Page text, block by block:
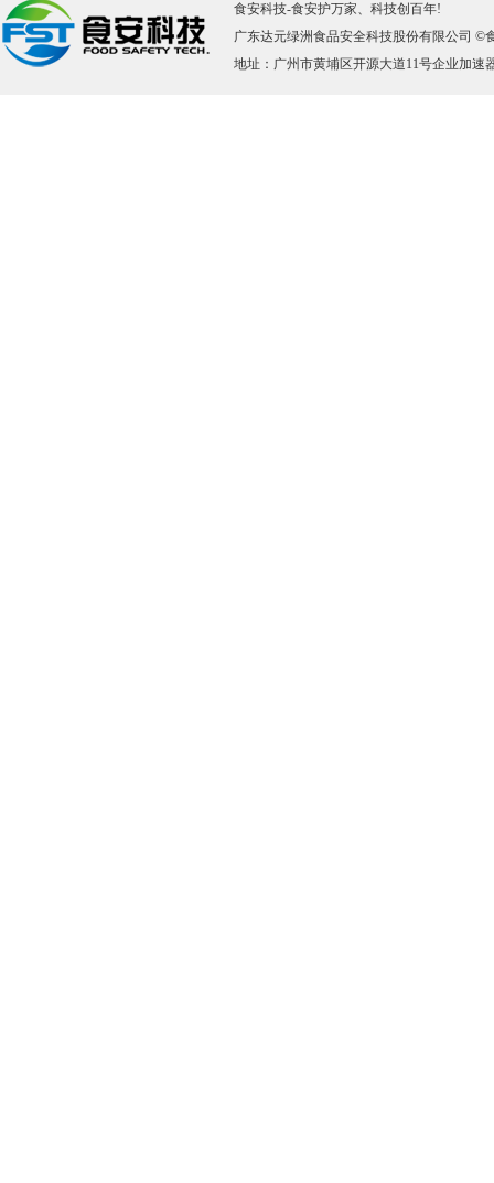
食安科技-食安护万家、科技创百年!
广东达元绿洲食品安全科技股份有限公司 ©
地址：广州市黄埔区开源大道11号企业加速